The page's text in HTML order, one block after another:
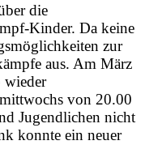
die
Kinder. Da keine
zur
aus. Am März
wieder
von 20.00
Jugendlichen nicht
konnte ein neuer